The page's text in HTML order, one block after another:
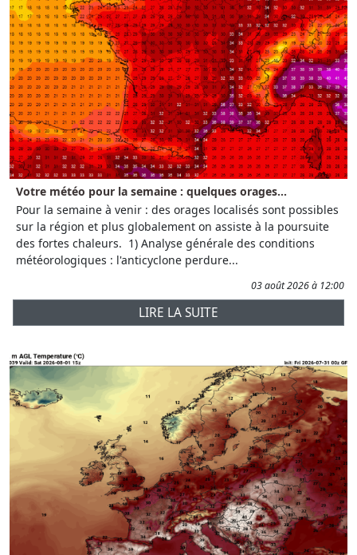
Votre météo pour la semaine : quelques orages...
Pour la semaine à venir : des orages localisés sont possibles
sur la région et plus globalement on assiste à la poursuite
des fortes chaleurs. 1) Analyse générale des conditions
météorologiques : l'anticyclone perdure...
03 août 2026 à 12:00
LIRE LA SUITE